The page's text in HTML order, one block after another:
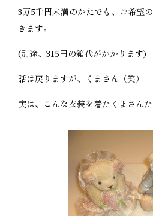
3万5千円未満のかたでも、ご希望
きます。
(別途、315円の箱代がかかります)
話は戻りますが、くまさん（笑）
実は、こんな衣装を着たくまさんた